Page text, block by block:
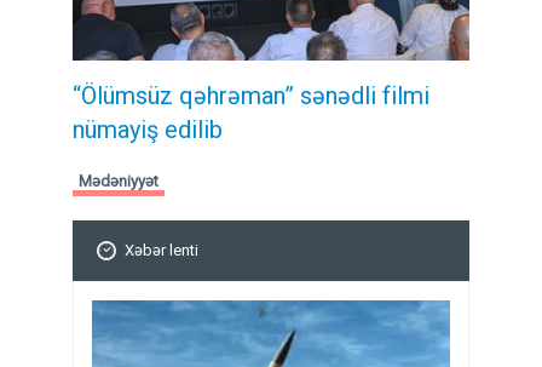
“Ölümsüz qəhrəman” sənədli filmi
nümayiş edilib
Mədəniyyət
Xəbər lenti